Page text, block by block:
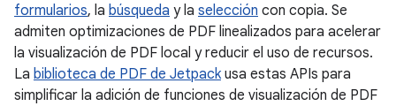
formularios, la búsqueda y la selección con copia. Se
admiten optimizaciones de PDF linealizados para acelerar
la visualización de PDF local y reducir el uso de recursos.
La biblioteca de PDF de Jetpackusa estas APIs para
simplificar la adición de funciones de visualización de PDF